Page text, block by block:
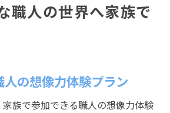
職人の世界へ家族で
の想像力体験プラン
族で参加できる職人の想像力体験